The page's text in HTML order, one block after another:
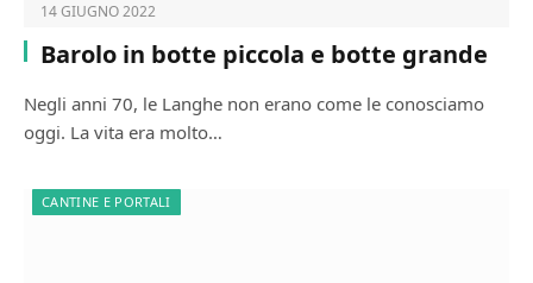
14 GIUGNO 2022
Barolo in botte piccola e botte grande
Negli anni 70, le Langhe non erano come le conosciamo
oggi. La vita era molto…
CANTINE E PORTALI